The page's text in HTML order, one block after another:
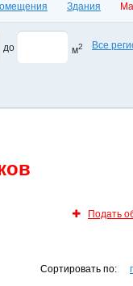
Здания
до м2 Все
Подать
Сортировать по: